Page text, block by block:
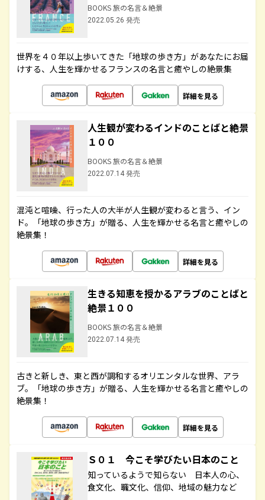
BOOKS 旅の名言＆絶景
2022.05.26 発売
世界を４０年以上歩いてきた「地球の歩き方」があなたにお届
けする、人生を輝かせるフランスの名言と癒やしの絶景集
詳細を見る
人生観が変わるインドのことばと絶景
１００
BOOKS 旅の名言＆絶景
2022.07.14 発売
混沌と喧噪、行った人の大半が人生観が変わると言う、イン
ド。「地球の歩き方」が贈る、人生を輝かせる名言と癒やしの
絶景集！
詳細を見る
生きる知恵を授かるアラブのことばと
絶景１００
BOOKS 旅の名言＆絶景
2022.07.14 発売
古きと新しき、東と西が調和するオリエンタルな世界、アラ
ブ。「地球の歩き方」が贈る、人生を輝かせる名言と癒やしの
絶景集！
詳細を見る
Ｓ０１ 今こそ学びたい日本のこと
知っているようで知らない 日本人の心、
食文化、職文化、信仰、地域の魅力など